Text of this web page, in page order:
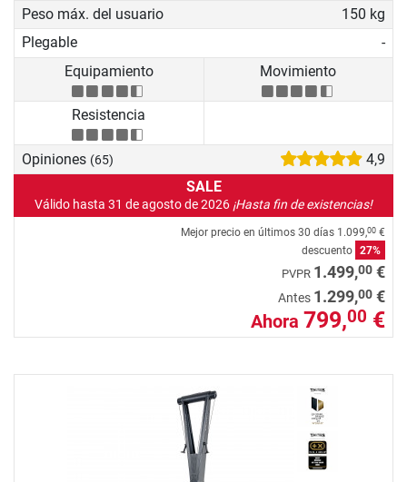
Peso máx. del usuario
150 kg
Plegable
-
Equipamiento
Movimiento
Resistencia
Opiniones (65)
4,9
SALE
Válido hasta 31 de agosto de 2026 ¡Hasta fin de existencias!
Mejor precio en últimos 30 días 1.099,00 €
descuento 27%
PVPR 1.499,00 €
Antes 1.299,00 €
Ahora 799,00 €